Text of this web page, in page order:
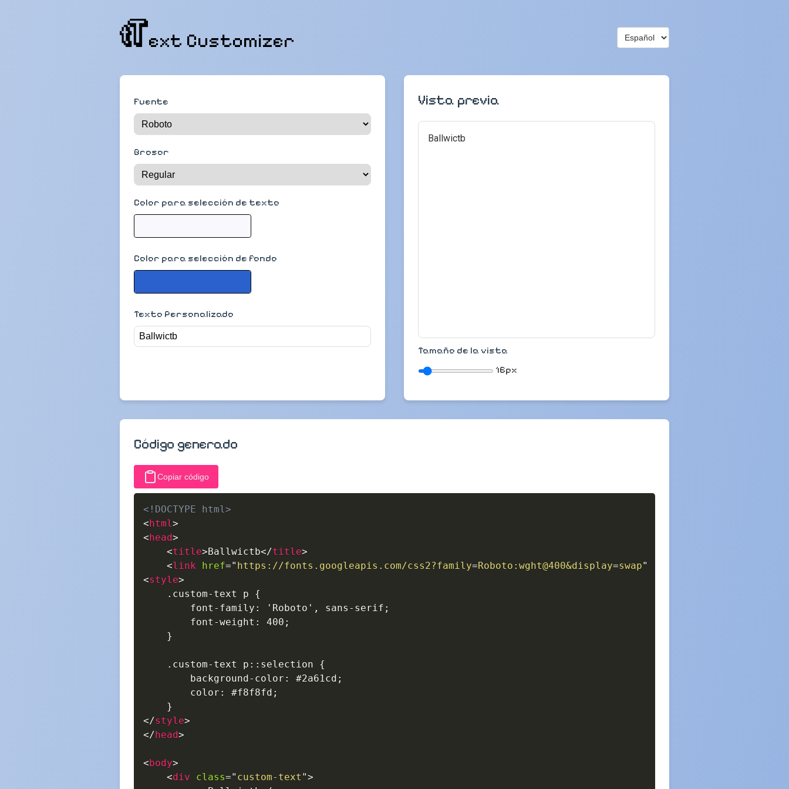
ext Customizer
Fuente
Grosor
Color para selección de texto
Color para selección de fondo
Texto Personalizado
Vista previa
Ballwictb
Tamaño de la vista
16px
Código generado
Copiar código
<!DOCTYPE html>
<html>
<head>
<title>Ballwictb</title>
<link href=" https://fonts.googleapis.com/css2?family=Roboto:wght@400&display=swap"
<style>
    .custom-text p {
        font-family: 'Roboto', sans-serif;
        font-weight: 400;
    }
    .custom-text p::selection {
        background-color: #2a61cd;
        color: #f8f8fd;
</style>
</head>
<body>
<div class=" custom-text ">